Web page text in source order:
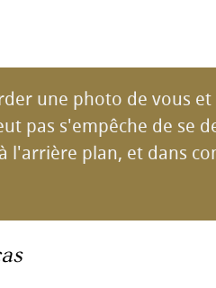
une photo de vous
pas s'empêche de se
l'arrière plan, et dans